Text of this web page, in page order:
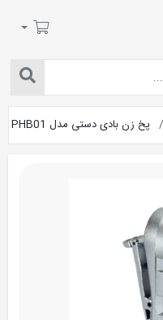
پخ زن بادی دستی مدل PHB01